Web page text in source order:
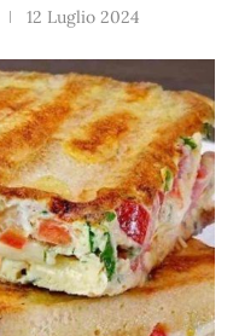
12 Luglio 2024